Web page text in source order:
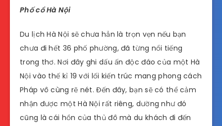
Phố cổ Hà Nội
Du lịch Hà Nội sẽ chưa hẳn là trọn vẹn nếu bạn
chưa đi hết 36 phố phường, đã từng nổi tiếng
trong thơ. Nơi đây ghi dấu ấn độc đáo của một Hà
Nội vào thế kỉ 19 với lối kiến trúc mang phong cách
Pháp vô cùng rẽ nét. Đến đây, bạn sẽ có thể cảm
nhận được một Hà Nội rất riêng, dường như đó
cũng là cái hồn của thủ đô mà du khách đi đến